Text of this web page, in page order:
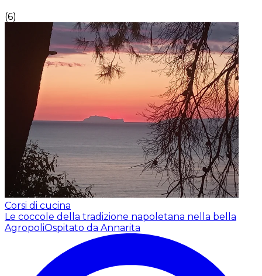
(6)
Corsi di cucina
Le coccole della tradizione napoletana nella bella
AgropoliOspitato da Annarita